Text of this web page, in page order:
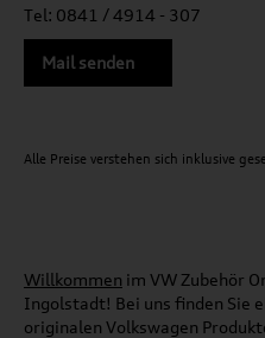
Tel: 0841 / 4914 - 307
Mail senden
Alle Preise verstehen sich inklusive
Willkommen im VW Zubehör
Ingolstadt! Bei uns finden Sie
originalen Volkswagen